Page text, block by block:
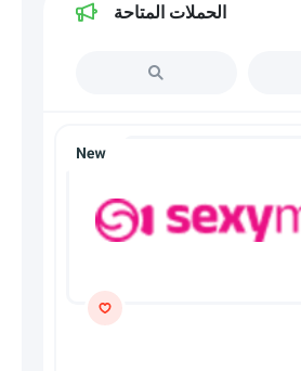
الحملات المتاحة